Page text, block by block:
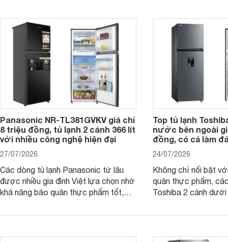
nhiều công nghệ.
Panasonic NR-TL381GVKV giá chỉ
8 triệu đồng, tủ lạnh 2 cánh 366 lít
với nhiều công nghệ hiện đại
27/07/2026
Các dòng tủ lạnh Panasonic từ lâu
được nhiều gia đình Việt lựa chọn nhờ
khả năng bảo quản thực phẩm tốt,
phân khúc khiến không ít người dùng
Top tủ lạnh
nước bên ngoài
đồng, có cả làm
24/07/2026
Không chỉ nổi bật
quản thực phẩm,
Toshiba 2 cánh